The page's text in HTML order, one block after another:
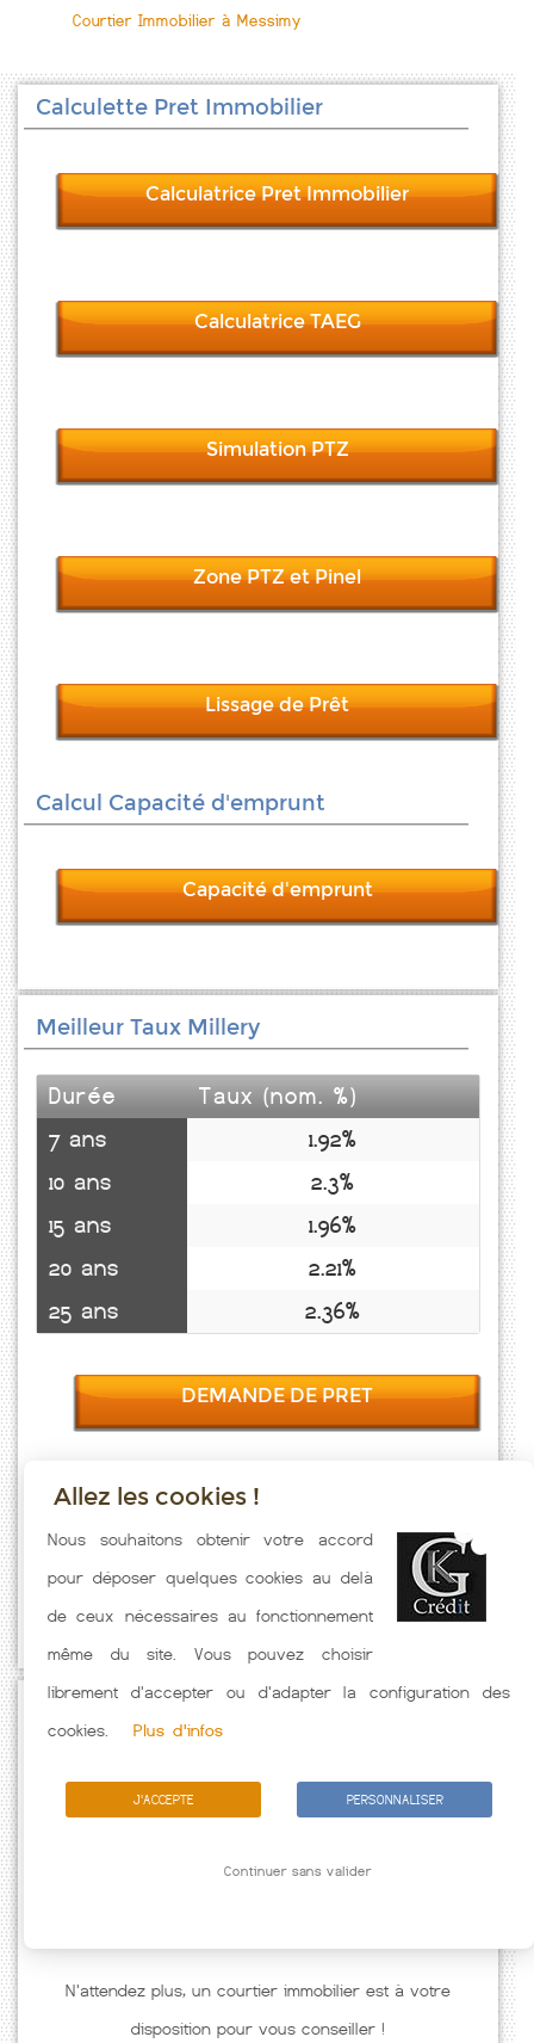
Courtier Immobilier à Messimy
Calculette Pret Immobilier
Calculatrice Pret Immobilier
Calculatrice TAEG
Simulation PTZ
Zone PTZ et Pinel
Lissage de Prêt
Calcul Capacité d'emprunt
Capacité d'emprunt
Meilleur Taux Millery
Durée
Taux (nom. %)
7 ans
1.92%
10 ans
2.3%
15 ans
1.96%
20 ans
2.21%
25 ans
2.36%
DEMANDE DE PRET
Taux emprunt actualisés (Millery) toutes les semaines. Taux Immobilier
pratiqués par nos partenaires bancaires. Meilleur Taux hors
assurance. Taux crédit immobilier indicatif fonction des
caractéristiques de l'emprunteur.
N'attendez plus, un courtier immobilier est à votre
disposition pour vous conseiller !
Allez les cookies !
Nous souhaitons obtenir votre accord
pour déposer quelques cookies au delà
de ceux nécessaires au fonctionnement
même du site. Vous pouvez choisir
librement d'accepter ou d'adapter la configuration des
cookies.
Plus d'infos
J'ACCEPTE PERSONNALISER
Continuer sans valider